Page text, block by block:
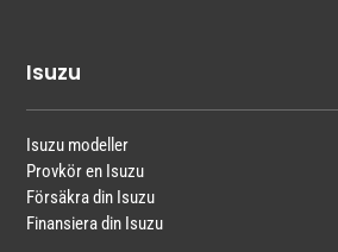
Isuzu
Isuzu modeller
Provkör en Isuzu
Försäkra din Isuzu
Finansiera din Isuzu